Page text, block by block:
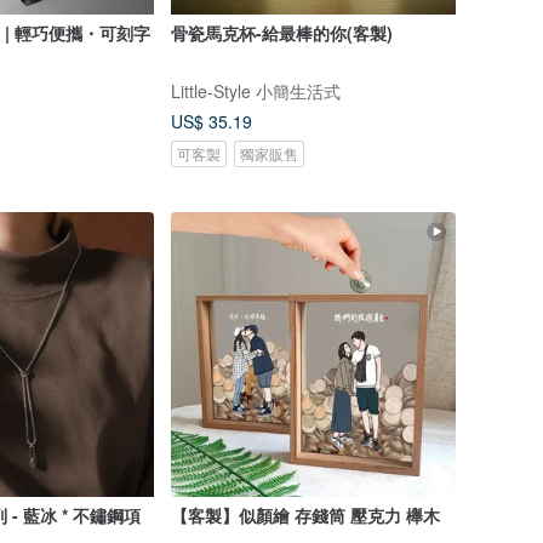
輕巧便攜・可刻字 骨瓷馬克杯-給最棒的你(客製)
Little-Style 小簡生活式
US$ 35.19
可客製 獨家販售
- 藍冰 * 不鏽鋼項 【客製】似顏繪 存錢筒 壓克力 櫸木